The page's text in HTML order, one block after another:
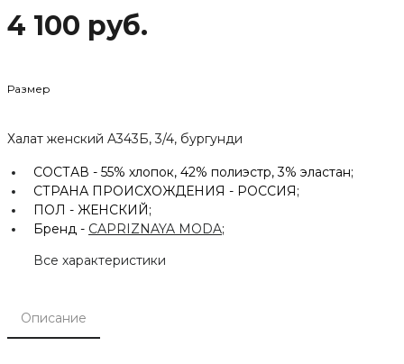
4 100 руб.
Размер
Халат женский A343Б, 3/4, бургунди
СОСТАВ - 55% хлопок, 42% полиэстр, 3% эластан;
СТРАНА ПРОИСХОЖДЕНИЯ - РОССИЯ;
ПОЛ - ЖЕНСКИЙ;
Бренд - CAPRIZNAYA MODA;
Все характеристики
Описание